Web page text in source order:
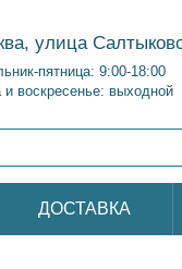
улица
пятница: 9:00-18:00
и воскресенье: выходной
ДОСТАВКА